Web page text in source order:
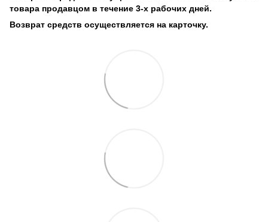
товара продавцом в течение 3-х рабочих дней.
Возврат средств осуществляется на карточку.